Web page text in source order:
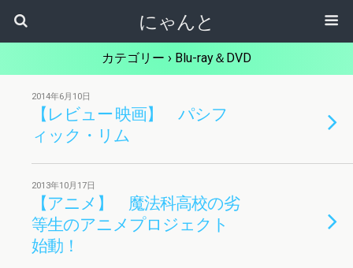
にゃんと
カテゴリー › Blu-ray＆DVD
2014年6月10日
【レビュー 映画】 パシフ
ィック・リム
2013年10月17日
【アニメ】 魔法科高校の劣
等生のアニメプロジェクト
始動！